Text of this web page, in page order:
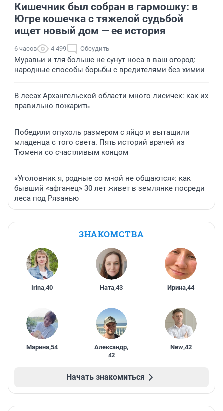
Кишечник был собран в гармошку: в
Югре кошечка с тяжелой судьбой
ищет новый дом — ее история
6 часов 4 499 Обсудить
Муравьи и тля больше не сунут носа в ваш огород:
народные способы борьбы с вредителями без химии
В лесах Архангельской области много лисичек: как их
правильно пожарить
Победили опухоль размером с яйцо и вытащили
младенца с того света. Пять историй врачей из
Тюмени со счастливым концом
«Уголовник я, родные со мной не общаются»: как
бывший «афганец» 30 лет живет в землянке посреди
леса под Рязанью
ЗНАКОМСТВА
Irina,40 Ната,43 Ирина,44
Марина,54 Александр,
42
New,42
Начать знакомиться